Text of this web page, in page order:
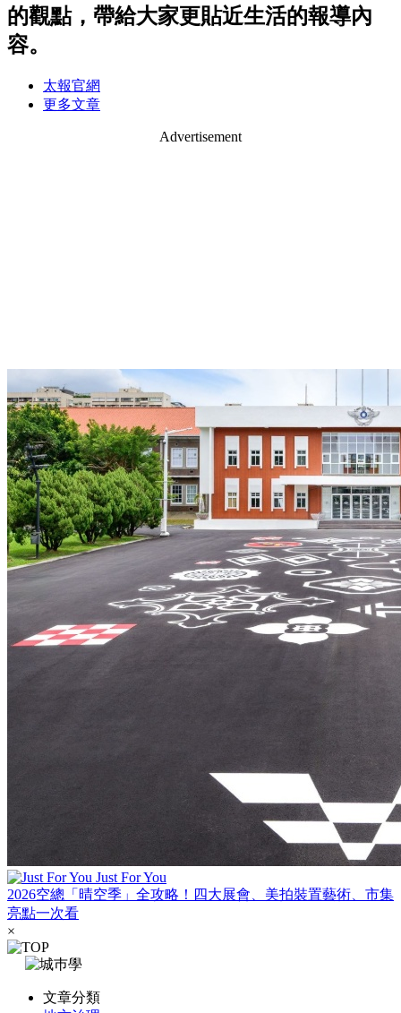
的觀點，帶給大家更貼近生活的報導內
容。
太報官網
更多文章
Advertisement
Just For You
2026空總「晴空季」全攻略！四大展會、美拍裝置藝術、市集
亮點一次看
×
文章分類